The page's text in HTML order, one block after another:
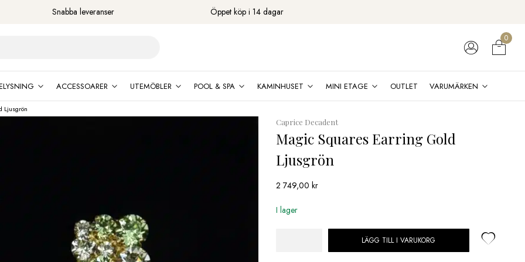
Snabba leveranser Öppet köp i 14 dagar
0
ACCESSOARER UTEMÖBLER POOL & SPA KAMINHUSET MINI ETAGE OUTLET VARUMÄRKEN
Ljusgrön
Caprice Decadent
Magic Squares Earring Gold
Ljusgrön
2 749,00kr
I lager
LÄGG TILL I VARUKORG